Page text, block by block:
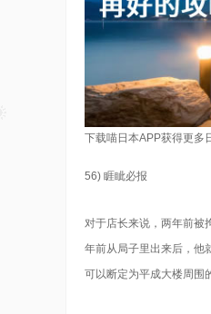
下载喵日本APP获得更多
56) 睚眦必报
对于店长来说，两年前被
年前从局子里出来后，他
可以断定为平成大楼周围